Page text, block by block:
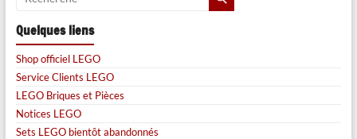
Quelques liens
Shop officiel LEGO
Service Clients LEGO
LEGO Briques et Pièces
Notices LEGO
Sets LEGO bientôt abandonnés